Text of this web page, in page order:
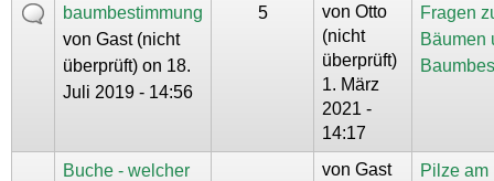
baumbestimmung
von Gast (nicht
überprüft) on 18.
Juli 2019 - 14:56
5 von Otto
(nicht
überprüft)
1. März
2021 -
14:17
Fragen
Bäumen
Buche - welcher
von Gast
Pilze am